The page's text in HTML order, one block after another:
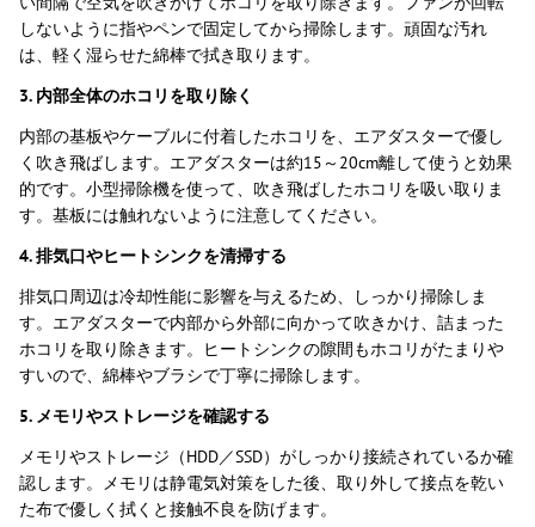
しないように指やペンで固定してから掃除します。頑固な汚れ
は、軽く湿らせた綿棒で拭き取ります。
3. 内部全体のホコリを取り除く
内部の基板やケーブルに付着したホコリを、エアダスターで優し
く吹き飛ばします。エアダスターは約15～20cm離して使うと効果
的です。小型掃除機を使って、吹き飛ばしたホコリを吸い取りま
す。基板には触れないように注意してください。
4. 排気口やヒートシンクを清掃する
排気口周辺は冷却性能に影響を与えるため、しっかり掃除しま
す。エアダスターで内部から外部に向かって吹きかけ、詰まった
ホコリを取り除きます。ヒートシンクの隙間もホコリがたまりや
すいので、綿棒やブラシで丁寧に掃除します。
5. メモリやストレージを確認する
メモリやストレージ（HDD／SSD）がしっかり接続されているか確
認します。メモリは静電気対策をした後、取り外して接点を乾い
た布で優しく拭くと接触不良を防げます。